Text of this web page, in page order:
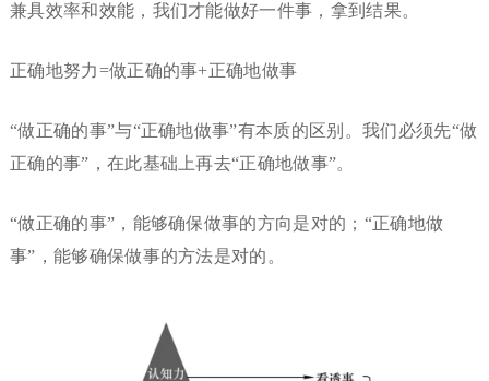
兼具效率和效能，我们才能做好一件事，拿到结果。
正确地努力=做正确的事+正确地做事
“做正确的事”与“正确地做事”有本质的区别。我们必须先“做
正确的事”，在此基础上再去“正确地做事”。
“做正确的事”，能够确保做事的方向是对的；“正确地做
事”，能够确保做事的方法是对的。